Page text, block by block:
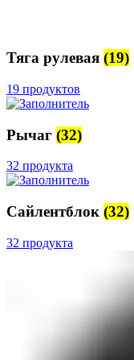
Тяга рулевая (19)
19 продуктов
Рычаг (32)
32 продукта
Сайлентблок (32)
32 продукта